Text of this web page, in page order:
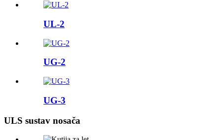
UL-2
UG-2
UG-3
ULS sustav nosača